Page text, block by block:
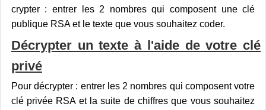
crypter : entrer les 2 nombres qui composent une clé
publique RSA et le texte que vous souhaitez coder.
Décrypter un texte à l'aide de votre clé
privé
Pour décrypter : entrer les 2 nombres qui composent votre
clé privée RSA et la suite de chiffres que vous souhaitez